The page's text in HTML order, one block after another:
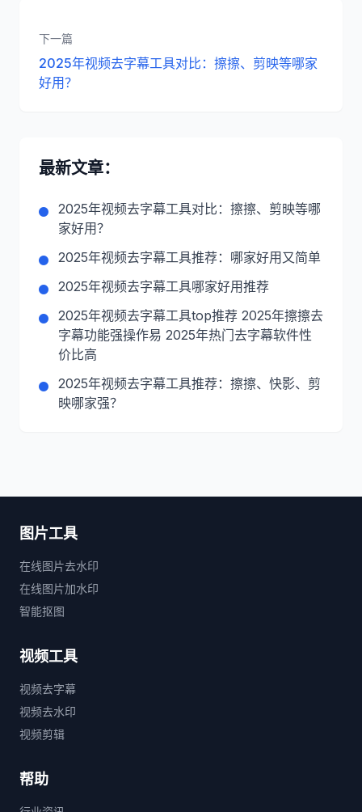
下一篇
2025年视频去字幕工具对比：擦擦、剪映等哪家
好用？
最新文章：
2025年视频去字幕工具对比：擦擦、剪映等哪
家好用？
2025年视频去字幕工具推荐：哪家好用又简单
2025年视频去字幕工具哪家好用推荐
2025年视频去字幕工具top推荐 2025年擦擦去
字幕功能强操作易 2025年热门去字幕软件性
价比高
2025年视频去字幕工具推荐：擦擦、快影、剪
映哪家强？
图片工具
在线图片去水印
在线图片加水印
智能抠图
视频工具
视频去字幕
视频去水印
视频剪辑
帮助